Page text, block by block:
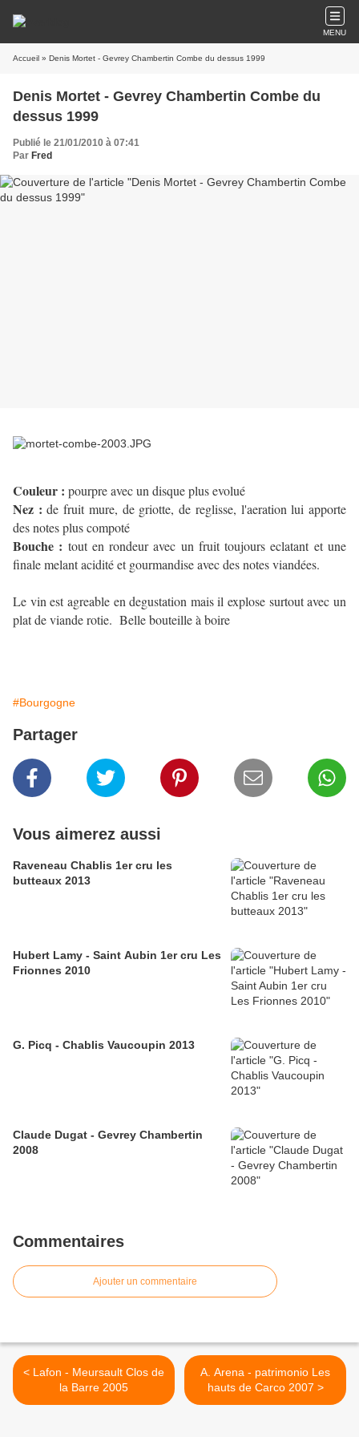
MENU
Accueil » Denis Mortet - Gevrey Chambertin Combe du dessus 1999
Denis Mortet - Gevrey Chambertin Combe du
dessus 1999
Publié le 21/01/2010 à 07:41
Par Fred
Couleur : pourpre avec un disque plus evolué
Nez : de fruit mure, de griotte, de reglisse, l'aeration lui apporte
des notes plus compoté
Bouche : tout en rondeur avec un fruit toujours eclatant et une
finale melant acidité et gourmandise avec des notes viandées.
Le vin est agreable en degustation mais il explose surtout avec un
plat de viande rotie. Belle bouteille à boire
#Bourgogne
Partager
Vous aimerez aussi
Raveneau Chablis 1er cru les
butteaux 2013
Hubert Lamy - Saint Aubin 1er cru Les
Frionnes 2010
G. Picq - Chablis Vaucoupin 2013
Claude Dugat - Gevrey Chambertin
2008
Commentaires
Ajouter un commentaire
< Lafon - Meursault Clos de
la Barre 2005
A. Arena - patrimonio Les
hauts de Carco 2007 >